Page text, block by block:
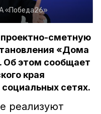
«Победа26»
сметную
«Дома
Об этом сообщает
края
сетях.
реализуют